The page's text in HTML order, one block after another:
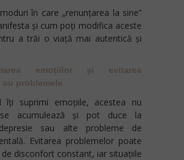
în care „renunțarea la sine”
și cum poți modifica aceste
a trăi o viață mai autentică și
emoțiilor și evitarea
problemele
îți suprimi emoțiile, acestea nu
acumulează și pot duce la
sau alte probleme de
Evitarea problemelor poate
disconfort constant, iar situațiile